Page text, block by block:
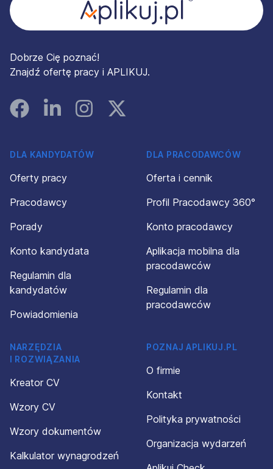
Dobrze Cię poznać!
Znajdź ofertę pracy i APLIKUJ.
FacebookLinked InInstagramInstagram
DLA KANDYDATÓW
Oferty pracy
Pracodawcy
Porady
Konto kandydata
Regulamin dla
kandydatów
Powiadomienia
DLA PRACODAWCÓW
Oferta i cennik
Profil Pracodawcy 360°
Konto pracodawcy
Aplikacja mobilna dla
pracodawców
Regulamin dla
pracodawców
NARZĘDZIA
I ROZWIĄZANIA
Kreator CV
Wzory CV
Wzory dokumentów
Kalkulator wynagrodzeń
POZNAJ APLIKUJ.PL
O firmie
Kontakt
Polityka prywatności
Organizacja wydarzeń